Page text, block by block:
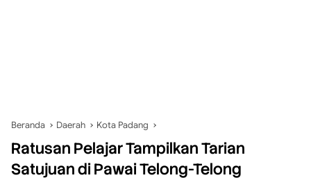
Beranda Daerah Kota Padang
Ratusan Pelajar Tampilkan Tarian
Satujuan di Pawai Telong-Telong